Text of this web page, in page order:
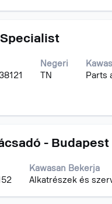
Negeri
TN
Parts
- Budapest
Kawasan Bekerja
Alkatrészek és